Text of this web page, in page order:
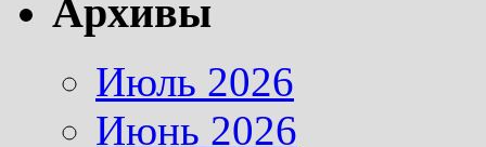
Архивы
Июль 2026
Июнь 2026